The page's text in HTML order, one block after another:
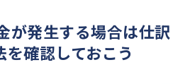
が発生する場合は仕訳
確認しておこう